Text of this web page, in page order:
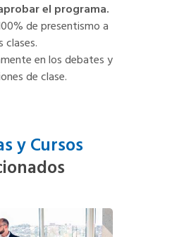
el programa.
de presentismo a
clases.
en los debates y
de clase.
y Cursos